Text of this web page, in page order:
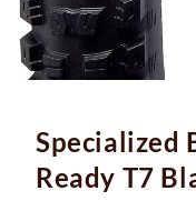
Specialized
Ready T7